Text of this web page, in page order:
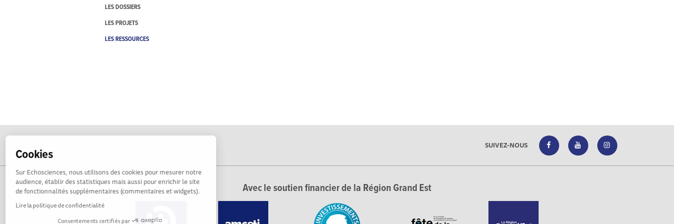
Cookies
Sur Echosciences, nous utilisons des cookies pour mesurer notre
audience, établir des statistiques mais aussi pour enrichir le site
de fonctionnalités supplémentaires (commentaires et widgets).
Lire la politique de confidentialité
Consentements certifiés par
LES DOSSIERS
LES PROJETS
LES RESSOURCES
SUIVEZ-NOUS
Avec le soutien financier de la Région Grand Est